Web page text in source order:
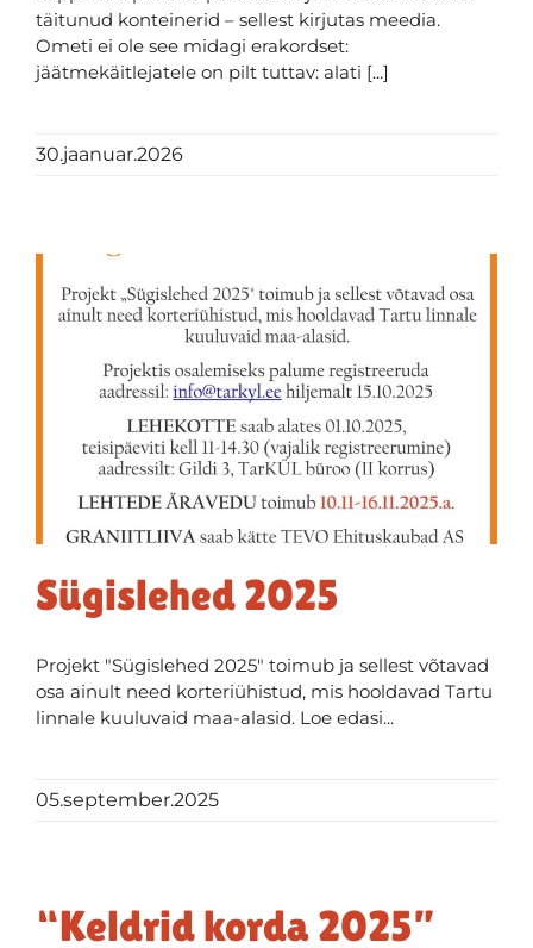
täitunud konteinerid – sellest kirjutas meedia.
Ometi ei ole see midagi erakordset:
jäätmekäitlejatele on pilt tuttav: alati [...]
30.jaanuar.2026
Sügislehed 2025
Projekt "Sügislehed 2025" toimub ja sellest võtavad
osa ainult need korteriühistud, mis hooldavad Tartu
linnale kuuluvaid maa-alasid. Loe edasi...
05.september.2025
“Keldrid korda 2025”